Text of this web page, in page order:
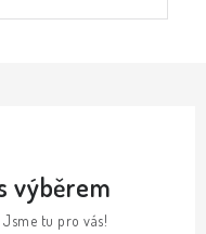
výběrem
tu pro vás!